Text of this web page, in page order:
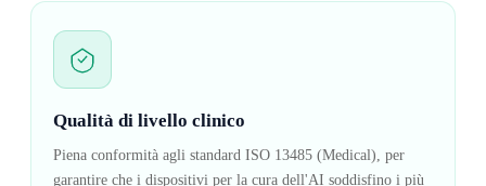
Qualità di livello clinico
Piena conformità agli standard ISO 13485 (Medical), per
garantire che i dispositivi per la cura dell'AI soddisfino i più